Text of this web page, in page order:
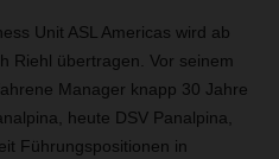
Unit ASL Americas wird ab
Riehl übertragen. Vor seinem
Manager knapp 30 Jahre
heute DSV Panalpina,
Führungspositionen in